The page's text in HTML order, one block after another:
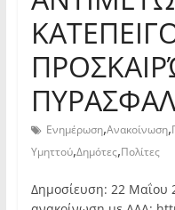
Ενημέρωση,Ανακοίνωση,
Υμηττού,Δημότες,Πολίτες
Δημοσίευση: 22 Μαΐου